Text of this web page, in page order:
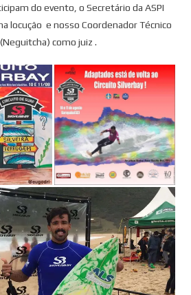
do evento, o Secretário da ASPI
locução e nosso Coordenador Técnico
como juiz .